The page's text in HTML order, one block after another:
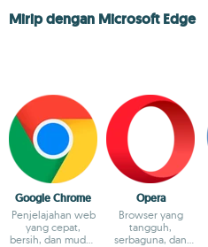
Mirip dengan Microsoft Edge
Google Chrome
Penjelajahan web
yang cepat,
bersih, dan mudah
Opera
Browser yang
tangguh,
serbaguna, dan